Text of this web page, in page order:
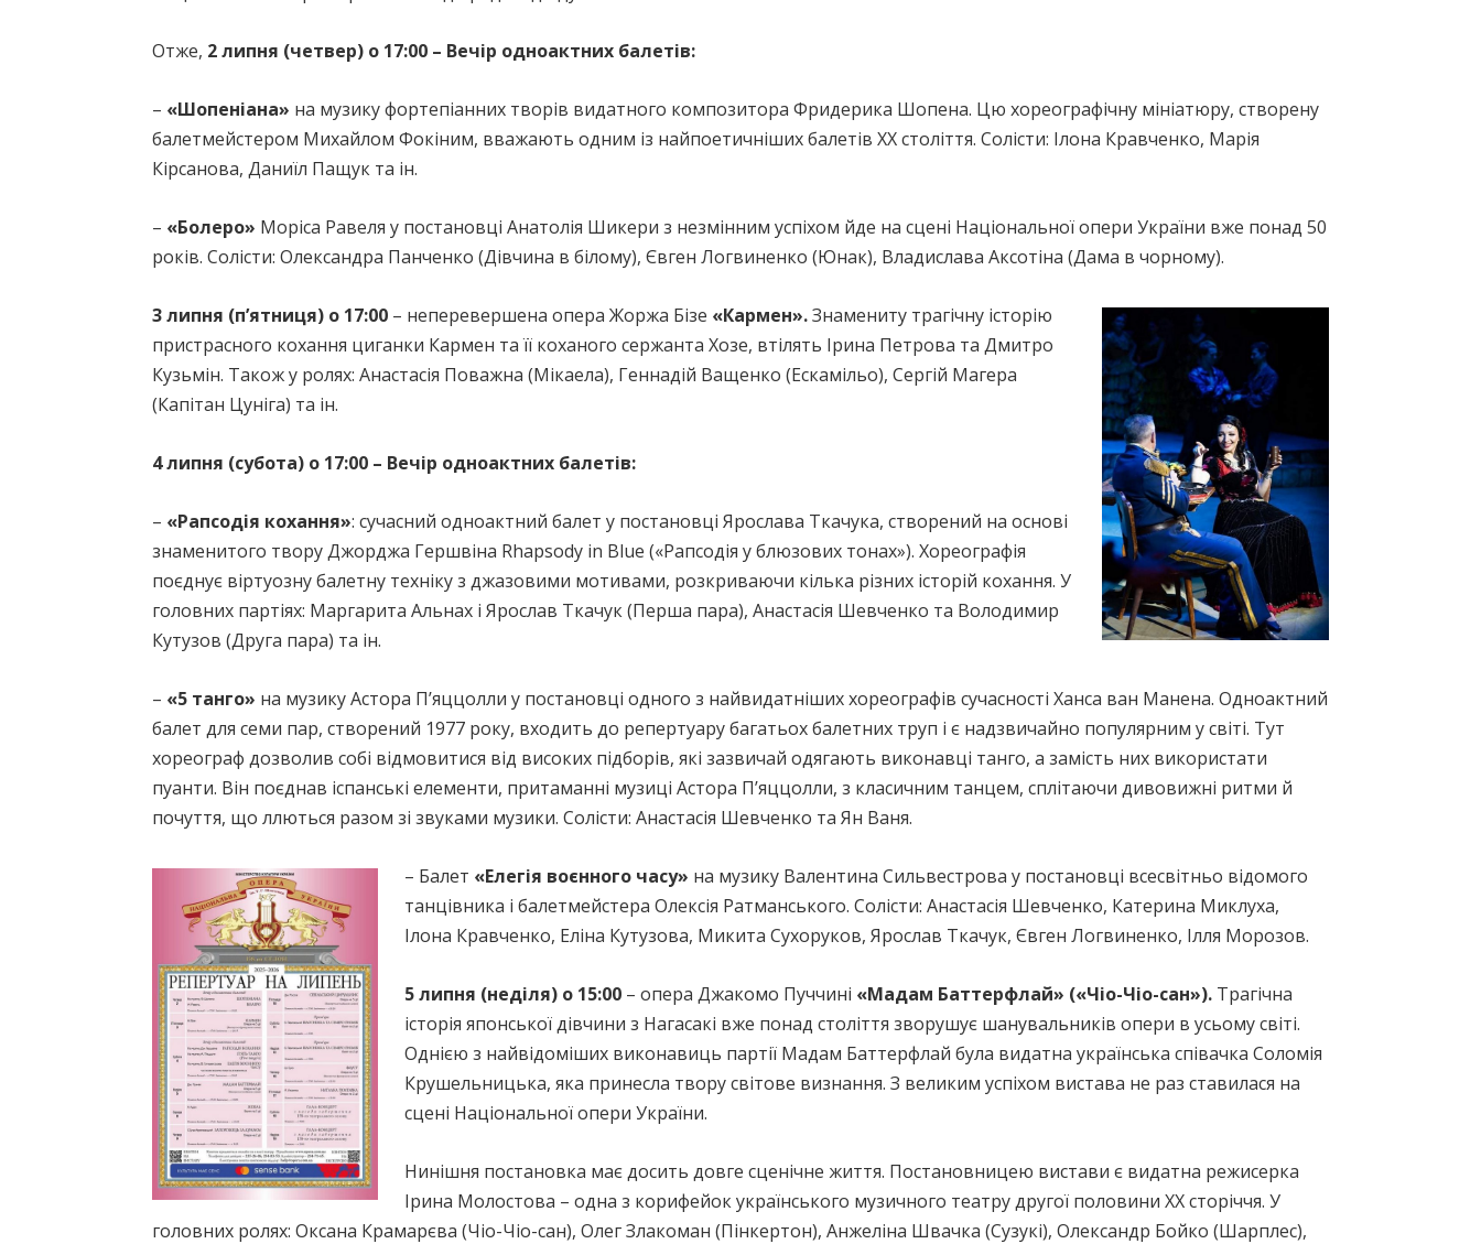
Отже, 2 липня (четвер) о 17:00 – Вечір одноактних балетів:
– «Шопеніана» на музику фортепіанних творів видатного композитора Фридерика Шопена. Цю хореографічну мініатюру, створену
балетмейстером Михайлом Фокіним, вважають одним із найпоетичніших балетів XX століття. Солісти: Ілона Кравченко, Марія
Кірсанова, Даниїл Пащук та ін.
– «Болеро» Моріса Равеля у постановці Анатолія Шикери з незмінним успіхом йде на сцені Національної опери України вже понад 50
років. Солісти: Олександра Панченко (Дівчина в білому), Євген Логвиненко (Юнак), Владислава Аксотіна (Дама в чорному).
3 липня (п’ятниця) о 17:00 – неперевершена опера Жоржа Бізе «Кармен».Знамениту трагічну історію
пристрасного кохання циганки Кармен та її коханого сержанта Хозе, втілять Ірина Петрова та Дмитро
Кузьмін. Також у ролях: Анастасія Поважна (Мікаела), Геннадій Ващенко (Ескамільо), Сергій Магера
(Капітан Цуніга) та ін.
4 липня (субота) о 17:00 – Вечір одноактних балетів:
– «Рапсодія кохання»: сучасний одноактний балет у постановці Ярослава Ткачука, створений на основі
знаменитого твору Джорджа Гершвіна Rhapsody in Blue («Рапсодія у блюзових тонах»). Хореографія
поєднує віртуозну балетну техніку з джазовими мотивами, розкриваючи кілька різних історій кохання. У
головних партіях: Маргарита Альнах і Ярослав Ткачук (Перша пара), Анастасія Шевченко та Володимир
Кутузов (Друга пара) та ін.
– «5 танго» на музику Астора П’яццолли у постановці одного з найвидатніших хореографів сучасності Ханса ван Манена. Одноактний
балет для семи пар, створений 1977 року, входить до репертуару багатьох балетних труп і є надзвичайно популярним у світі. Тут
хореограф дозволив собі відмовитися від високих підборів, які зазвичай одягають виконавці танго, а замість них використати
пуанти. Він поєднав іспанські елементи, притаманні музиці Астора П’яццолли, з класичним танцем, сплітаючи дивовижні ритми й
почуття, що ллються разом зі звуками музики. Солісти: Анастасія Шевченко та Ян Ваня.
– Балет «Елегія воєнного часу» на музику Валентина Сильвестрова у постановці всесвітньо відомого
танцівника і балетмейстера Олексія Ратманського. Солісти: Анастасія Шевченко, Катерина Миклуха,
Ілона Кравченко, Еліна Кутузова, Микита Сухоруков, Ярослав Ткачук, Євген Логвиненко, Ілля Морозов.
5 липня (неділя) о 15:00 – опера Джакомо Пуччині «Мадам Баттерфлай» («Чіо-Чіо-сан»). Трагічна
історія японської дівчини з Нагасакі вже понад століття зворушує шанувальників опери в усьому світі.
Однією з найвідоміших виконавиць партії Мадам Баттерфлай була видатна українська співачка Соломія
Крушельницька, яка принесла твору світове визнання. З великим успіхом вистава не раз ставилася на
сцені Національної опери України.
Нинішня постановка має досить довге сценічне життя. Постановницею вистави є видатна режисерка
Ірина Молостова – одна з корифейок українського музичного театру другої половини XX сторіччя. У
головних ролях: Оксана Крамарєва (Чіо-Чіо-сан), Олег Злакоман (Пінкертон), Анжеліна Швачка (Сузукі), Олександр Бойко (Шарплес),